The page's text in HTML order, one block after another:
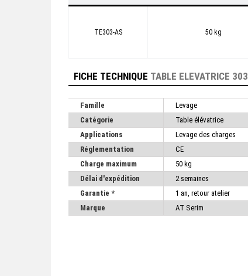
TE303-AS 50 kg
FICHE TECHNIQUE TABLE ELEVATRICE 303
Famille
Levage
Catégorie
Table élévatrice
Applications
Levage des charges
Réglementation
CE
Charge maximum
50 kg
Délai d'expédition
2 semaines
Garantie *
1 an, retour atelier
Marque
AT Serim